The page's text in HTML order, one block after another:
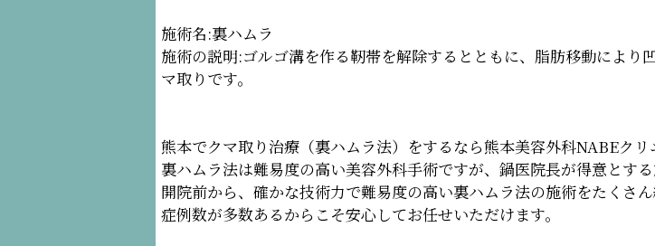
施術名:裏ハムラ
施術の説明:ゴルゴ溝を作る靭帯を解除するとともに、脂肪移動により
マ取りです。
熊本でクマ取り治療（裏ハムラ法）をするなら熊本美容外科NABEクリ
裏ハムラ法は難易度の高い美容外科手術ですが、鍋医院長が得意とする
開院前から、確かな技術力で難易度の高い裏ハムラ法の施術をたくさん
症例数が多数あるからこそ安心してお任せいただけます。